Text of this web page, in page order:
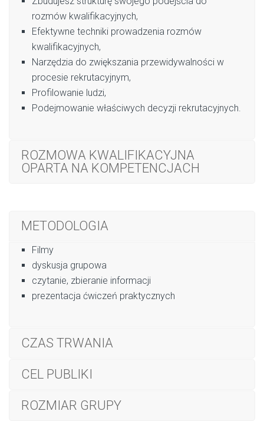
rozmów kwalifikacyjnych,
Efektywne techniki prowadzenia rozmów
kwalifikacyjnych,
Narzędzia do zwiększania przewidywalności w
procesie rekrutacyjnym,
Profilowanie ludzi,
Podejmowanie właściwych decyzji rekrutacyjnych.
ROZMOWA KWALIFIKACYJNA
OPARTA NA KOMPETENCJACH
METODOLOGIA
Filmy
dyskusja grupowa
czytanie, zbieranie informacji
prezentacja ćwiczeń praktycznych
CZAS TRWANIA
CEL PUBLIKI
ROZMIAR GRUPY